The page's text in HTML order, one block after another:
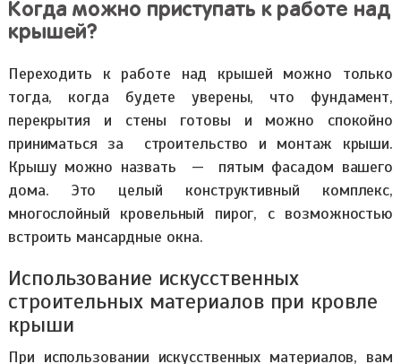
Когда можно приступать к работе над
крышей?
Переходить к работе над крышей можно только
тогда, когда будете уверены, что фундамент,
перекрытия и стены готовы и можно спокойно
приниматься за строительство и монтаж крыши.
Крышу можно назвать — пятым фасадом вашего
дома. Это целый конструктивный комплекс,
многослойный кровельный пирог, с возможностью
встроить мансардные окна.
Использование искусственных
строительных материалов при кровле
крыши
При использовании искусственных материалов, вам